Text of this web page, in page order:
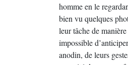
homme en le
bien vu quelques
leur tâche de
impossible
anodin, de leurs